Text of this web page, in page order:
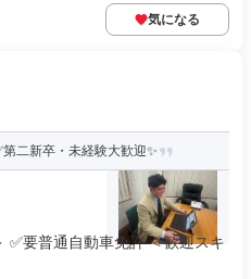
気になる
二新卒・未経験大歓迎✨
✅要普通自動車免許 ＜歓迎スキ